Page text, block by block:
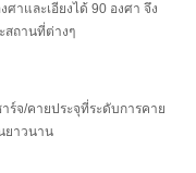
าและเอียงได้ 90 องศา จึง
สถานที่ต่างๆ
ร์จ/คายประจุที่ระดับการคาย
ยาวนาน